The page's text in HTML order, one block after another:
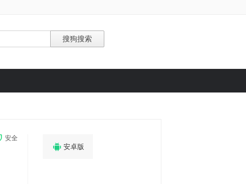
 安卓版
安全